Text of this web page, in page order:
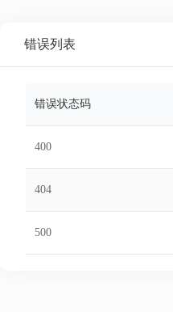
错误列表
错误状态码
400
404
500